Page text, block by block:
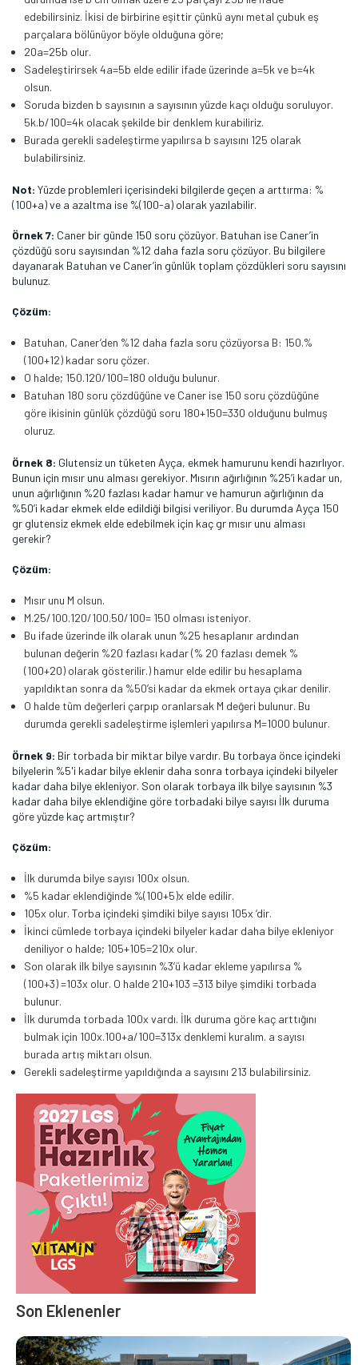
edebilirsiniz. İkisi de birbirine eşittir çünkü aynı metal çubuk eş
parçalara bölünüyor böyle olduğuna göre;
20a=25b olur.
Sadeleştirirsek 4a=5b elde edilir ifade üzerinde a=5k ve b=4k
olsun.
Soruda bizden b sayısının a sayısının yüzde kaçı olduğu soruluyor.
5k.b/100=4k olacak şekilde bir denklem kurabiliriz.
Burada gerekli sadeleştirme yapılırsa b sayısını 125 olarak
bulabilirsiniz.
Not: Yüzde problemleri içerisindeki bilgilerde geçen a arttırma: %
(100+a) ve a azaltma ise %(100-a) olarak yazılabilir.
Örnek 7: Caner bir günde 150 soru çözüyor. Batuhan ise Caner’in
çözdüğü soru sayısından %12 daha fazla soru çözüyor. Bu bilgilere
dayanarak Batuhan ve Caner’in günlük toplam çözdükleri soru sayısını
bulunuz.
Çözüm:
Batuhan, Caner’den %12 daha fazla soru çözüyorsa B: 150.%
(100+12) kadar soru çözer.
O halde; 150.120/100=180 olduğu bulunur.
Batuhan 180 soru çözdüğüne ve Caner ise 150 soru çözdüğüne
göre ikisinin günlük çözdüğü soru 180+150=330 olduğunu bulmuş
oluruz.
Örnek 8: Glutensiz un tüketen Ayça, ekmek hamurunu kendi hazırlıyor.
Bunun için mısır unu alması gerekiyor. Mısırın ağırlığının %25’i kadar un,
unun ağırlığının %20 fazlası kadar hamur ve hamurun ağırlığının da
%50’i kadar ekmek elde edildiği bilgisi veriliyor. Bu durumda Ayça 150
gr glutensiz ekmek elde edebilmek için kaç gr mısır unu alması
gerekir?
Çözüm:
Mısır unu M olsun.
M.25/100.120/100.50/100= 150 olması isteniyor.
Bu ifade üzerinde ilk olarak unun %25 hesaplanır ardından
bulunan değerin %20 fazlası kadar (% 20 fazlası demek %
(100+20) olarak gösterilir.) hamur elde edilir bu hesaplama
yapıldıktan sonra da %50’si kadar da ekmek ortaya çıkar denilir.
O halde tüm değerleri çarpıp oranlarsak M değeri bulunur. Bu
durumda gerekli sadeleştirme işlemleri yapılırsa M=1000 bulunur.
Örnek 9: Bir torbada bir miktar bilye vardır. Bu torbaya önce içindeki
bilyelerin %5'i kadar bilye eklenir daha sonra torbaya içindeki bilyeler
kadar daha bilye ekleniyor. Son olarak torbaya ilk bilye sayısının %3
kadar daha bilye eklendiğine göre torbadaki bilye sayısı İlk duruma
göre yüzde kaç artmıştır?
Çözüm:
İlk durumda bilye sayısı 100x olsun.
%5 kadar eklendiğinde %(100+5)x elde edilir.
105x olur. Torba içindeki şimdiki bilye sayısı 105x ‘dir.
İkinci cümlede torbaya içindeki bilyeler kadar daha bilye ekleniyor
deniliyor o halde; 105+105=210x olur.
Son olarak ilk bilye sayısının %3’ü kadar ekleme yapılırsa %
(100+3) =103x olur. O halde 210+103 =313 bilye şimdiki torbada
bulunur.
İlk durumda torbada 100x vardı. İlk duruma göre kaç arttığını
bulmak için 100x.100+a/100=313x denklemi kuralım. a sayısı
burada artış miktarı olsun.
Gerekli sadeleştirme yapıldığında a sayısını 213 bulabilirsiniz.
Son Eklenenler